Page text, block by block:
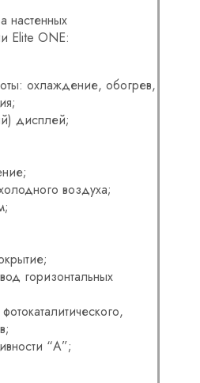
настенных
Elite ONE:
охлаждение, обогрев,
дисплей;
воздуха;
горизонтальных
“А”;